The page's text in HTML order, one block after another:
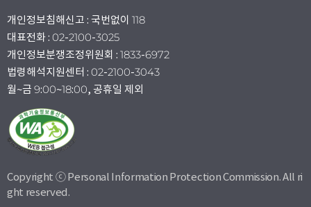
개인정보침해신고 : 국번없이 118
대표전화 : 02-2100-3025
개인정보분쟁조정위원회 : 1833-6972
법령해석지원센터 : 02-2100-3043
월~금 9:00~18:00, 공휴일 제외
Copyright ⓒ Personal Information Protection Commission. All ri
ght reserved.